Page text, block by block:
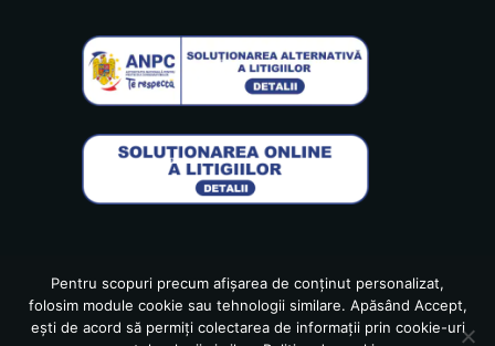
Pentru scopuri precum afișarea de conținut personalizat,
folosim module cookie sau tehnologii similare. Apăsând Accept,
ești de acord să permiți colectarea de informații prin cookie-uri